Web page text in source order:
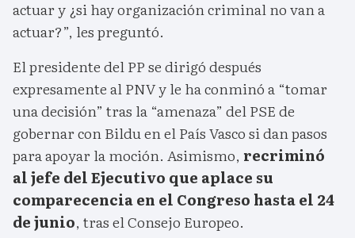
actuar y ¿si hay organización criminal no van a
actuar?”, les preguntó.
El presidente del PP se dirigó después
expresamente al PNV y le ha conminó a “tomar
una decisión” tras la “amenaza” del PSE de
gobernar con Bildu en el País Vasco si dan pasos
para apoyar la moción. Asimismo, recriminó
al jefe del Ejecutivo que aplace su
comparecencia en el Congreso hasta el 24
de junio, tras el Consejo Europeo.